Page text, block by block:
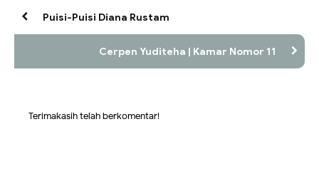
Puisi-Puisi Diana Rustam
Cerpen Yuditeha | Kamar Nomor 11
Terimakasih telah berkomentar!